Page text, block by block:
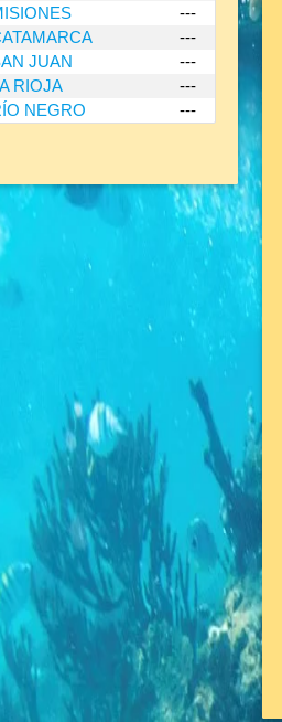
---
---
JUAN
---
RIOJA
---
NEGRO
---